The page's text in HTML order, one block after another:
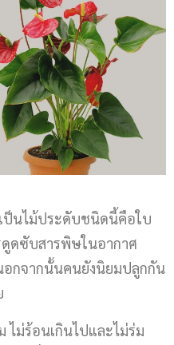
ป็นไม้ประดับชนิดนี้คือใบ
ดูดซับสารพิษในอากาศ
อกจากนั้นคนยังนิยมปลูกกัน
ไม่ร้อนเกินไปและไม่ร่ม